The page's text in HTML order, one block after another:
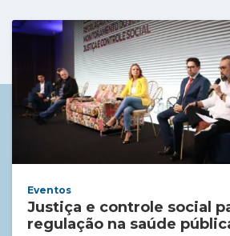
Eventos
Justiça e controle social
regulação na saúde